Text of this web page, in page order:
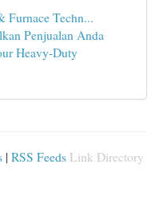
Furnace Techn...
Penjualan Anda
Heavy-Duty
| RSS Feeds Link Directory